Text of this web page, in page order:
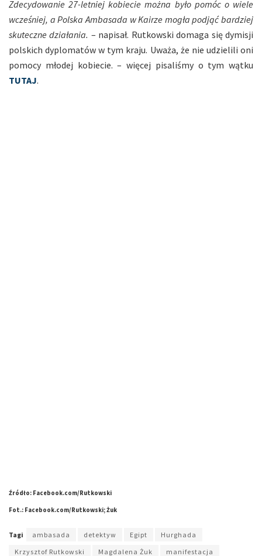
Zdecydowanie 27-letniej kobiecie można było pomóc o wiele
wcześniej, a Polska Ambasada w Kairze mogła podjąć bardziej
skuteczne działania. – napisał. Rutkowski domaga się dymisji
polskich dyplomatów w tym kraju. Uważa, że nie udzielili oni
pomocy młodej kobiecie. – więcej pisaliśmy o tym wątku
TUTAJ.
Źródło: Facebook.com/Rutkowski
Fot.: Facebook.com/Rutkowski; Żuk
Tagi ambasada detektyw Egipt
Hurghada
Krzysztof Rutkowski
Magdalena Żuk manifestacja